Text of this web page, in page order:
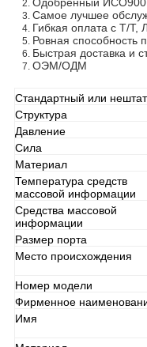
2.
3. Самое лучшее
4. Гибкая оплата с Т/Т,
5. Ровная способность
6. Быстрая доставка и
7. ОЭМ/ОДМ
Стандартный или
Структура
Давление
Сила
Материал
Температура средств
массовой информации
Средства массовой
информации
Размер порта
Место происхождения
Номер модели
Фирменное
Имя